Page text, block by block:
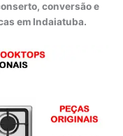
conversão e
em Indaiatuba.